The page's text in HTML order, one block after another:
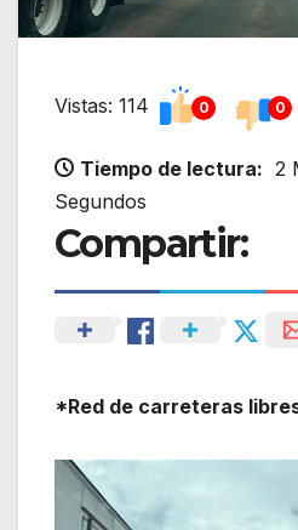
Vistas: 114 0 0
Tiempo de lectura: 2
Segundos
Compartir:
*Red de carreteras